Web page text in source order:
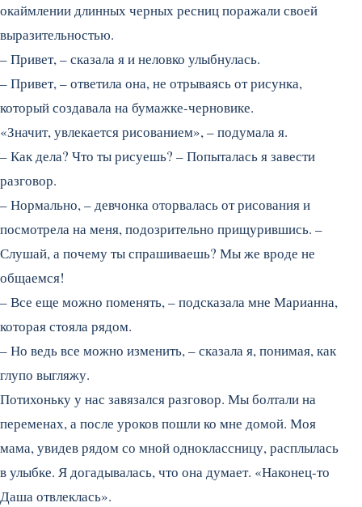
окаймлении длинных черных ресниц поражали своей
выразительностью.
– Привет, – сказала я и неловко улыбнулась.
– Привет, – ответила она, не отрываясь от рисунка,
который создавала на бумажке-черновике.
«Значит, увлекается рисованием», – подумала я.
– Как дела? Что ты рисуешь? – Попыталась я завести
разговор.
– Нормально, – девчонка оторвалась от рисования и
посмотрела на меня, подозрительно прищурившись. –
Слушай, а почему ты спрашиваешь? Мы же вроде не
общаемся!
– Все еще можно поменять, – подсказала мне Марианна,
которая стояла рядом.
– Но ведь все можно изменить, – сказала я, понимая, как
глупо выгляжу.
Потихоньку у нас завязался разговор. Мы болтали на
переменах, а после уроков пошли ко мне домой. Моя
мама, увидев рядом со мной одноклассницу, расплылась
в улыбке. Я догадывалась, что она думает. «Наконец-то
Даша отвлеклась».